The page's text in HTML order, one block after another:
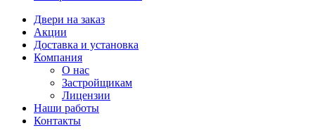
Двери на заказ
Акции
Доставка и установка
Компания
О нас
Застройщикам
Лицензии
Наши работы
Контакты